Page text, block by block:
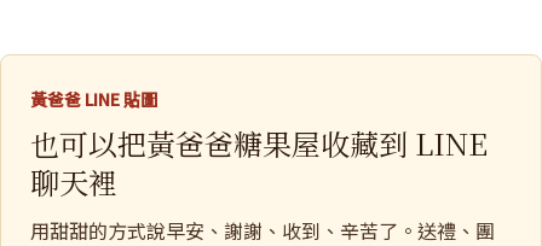
黃爸爸 LINE 貼圖
也可以把黃爸爸糖果屋收藏到 LINE
聊天裡
用甜甜的方式說早安、謝謝、收到、辛苦了。送禮、團